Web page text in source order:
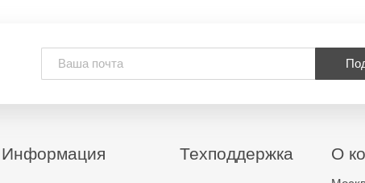
Информация Техподдержка О